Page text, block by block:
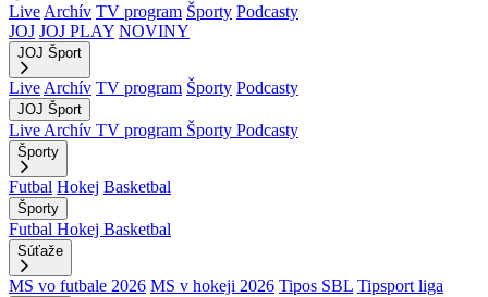
Live Archív TV program Športy Podcasty
JOJ JOJ PLAY NOVINY
JOJ Šport
Live Archív TV program Športy Podcasty
JOJ Šport
Live Archív TV program Športy Podcasty
Športy
Futbal Hokej Basketbal
Športy
Futbal Hokej Basketbal
Súťaže
MS vo futbale 2026 MS v hokeji 2026 Tipos SBL Tipsport liga